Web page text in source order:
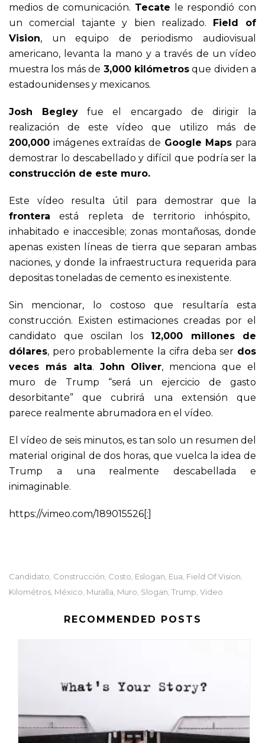
medios de comunicación. Tecate le respondió con
un comercial tajante y bien realizado. Field of
Vision, un equipo de periodismo audiovisual
americano, levanta la mano y a través de un vídeo
muestra los más de 3,000 kilómetrosque dividen a
estadounidenses y mexicanos.
Josh Begley fue el encargado de dirigir la
realización de este vídeo que utilizo más de
200,000 imágenes extraídas de Google Maps para
demostrar lo descabellado y difícil que podría ser la
construcción de este muro.
Este vídeo resulta útil para demostrar que la
frontera está repleta de territorio inhóspito,
inhabitado e inaccesible; zonas montañosas, donde
apenas existen líneas de tierra que separan ambas
naciones, y donde la infraestructura requerida para
depositas toneladas de cemento es inexistente.
Sin mencionar, lo costoso que resultaría esta
construcción. Existen estimaciones creadas por el
candidato que oscilan los12,000 millones de
dólares, pero probablemente la cifra deba ser dos
veces más alta. John Oliver, menciona que el
muro de Trump “será un ejercicio de gasto
desorbitante” que cubrirá una extensión que
parece realmente abrumadora en el vídeo.
El vídeo de seis minutos, es tan solo un resumen del
material original de dos horas, que vuelca la idea de
Trump a una realmente descabellada e
inimaginable.
https://vimeo.com/189015526[:]
Candidato Construcción Costo Eslogan Eua Field Of Vision
Kilométros México Muralla Muro Slogan Trump Video
RECOMMENDED POSTS